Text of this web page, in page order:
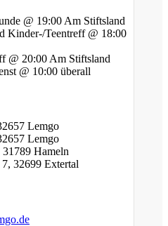
@ 19:00 Am Stiftsland
Kinder-/Teentreff @ 18:00
@ 20:00 Am Stiftsland
@ 10:00 überall
Lemgo
Lemgo
Hameln
32699 Extertal